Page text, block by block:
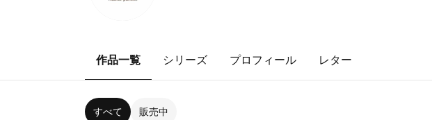
作品一覧 シリーズ プロフィール レター
すべて 販売中